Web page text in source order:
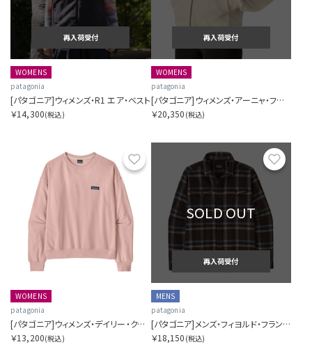
再入荷受付
WOMENS
patagonia
[パタゴニア]ウィメンズ・R1 エア・ベスト
￥14,300(税込)
再入荷受付
WOMENS
patagonia
[パタゴニア]ウィメンズ・アーニャ・フルジップ・フーディ
￥20,350 (税込)
お気に入り
WOMENS
patagonia
[パタゴニア]ウィメンズ・デイリー・クルー
￥13,200(税込)
SOLD OUT
再入荷受付
MENS
patagonia
[パタゴニア]メンズ・フィヨルド・フランネル・シャツ
￥18,150 (税込)